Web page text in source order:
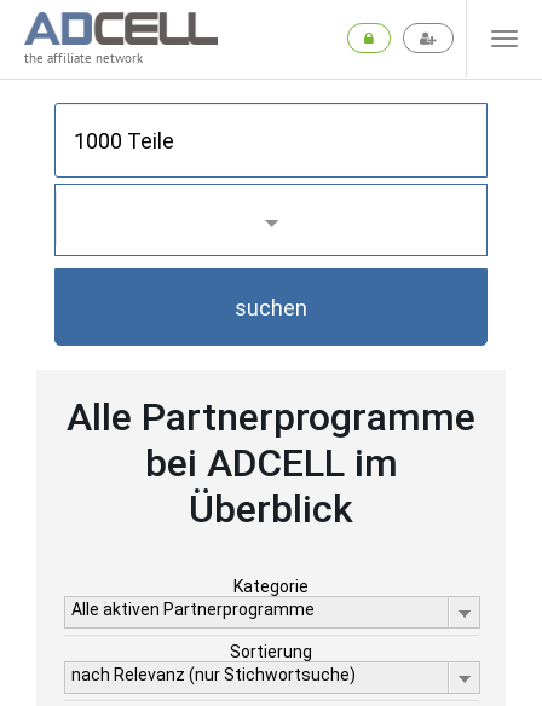
the affiliate network
suchen
Alle Partnerprogramme
bei ADCELL im
Überblick
Kategorie
Alle aktiven Partnerprogramme
Sortierung
nach Relevanz (nur Stichwortsuche)